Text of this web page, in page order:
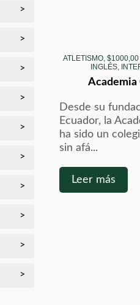
ATLETISMO,
INGLÉS,
Academia
Desde su
Ecuador, la
ha sido un
sin afá...
Leer más